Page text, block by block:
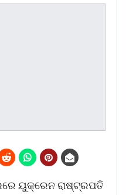
ୟୁକ୍ରେନ ରାଷ୍ଟ୍ରପତି